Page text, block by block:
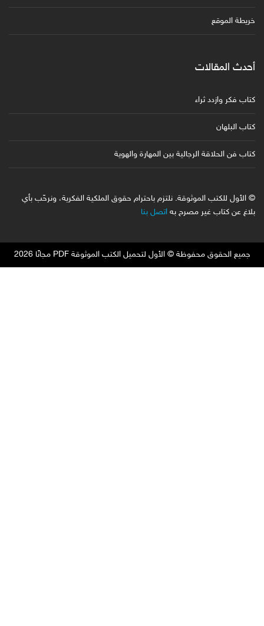
خريطة الموقع
أحدث المقالات
كتاب فكر وازدد ثراء
كتاب البلهان
كتاب فن الحلاقة الرجالية بين المهارة والهوية
© الأول للكتب الموثوقة. نلتزم باحترام حقوق الملكية الفكرية، ونرحّب بأي
بلاغ عن كتاب غير مصرح به اتصل بنا
جميع الحقوق محفوظة © الأول لتحميل الكتب الموثوقة PDF مجانًا 2026